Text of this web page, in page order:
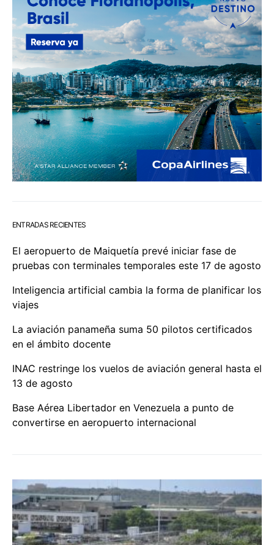
ENTRADAS RECIENTES
El aeropuerto de Maiquetía prevé iniciar fase de
pruebas con terminales temporales este 17 de agosto
Inteligencia artificial cambia la forma de planificar los
viajes
La aviación panameña suma 50 pilotos certificados
en el ámbito docente
INAC restringe los vuelos de aviación general hasta el
13 de agosto
Base Aérea Libertador en Venezuela a punto de
convertirse en aeropuerto internacional